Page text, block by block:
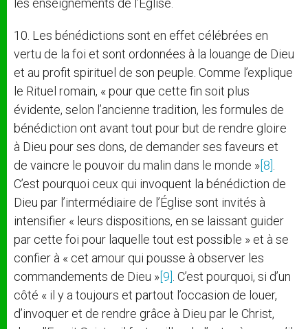
les enseignements de l’Église.
10. Les bénédictions sont en effet célébrées en
vertu de la foi et sont ordonnées à la louange de Dieu
et au profit spirituel de son peuple. Comme l’explique
le Rituel romain, « pour que cette fin soit plus
évidente, selon l’ancienne tradition, les formules de
bénédiction ont avant tout pour but de rendre gloire
à Dieu pour ses dons, de demander ses faveurs et
de vaincre le pouvoir du malin dans le monde » [8]
C’est pourquoi ceux qui invoquent la bénédiction de
Dieu par l’intermédiaire de l’Église sont invités à
intensifier « leurs dispositions, en se laissant guider
par cette foi pour laquelle tout est possible » et à se
confier à « cet amour qui pousse à observer les
commandements de Dieu » [9] . C’est pourquoi, si d’un
côté « il y a toujours et partout l’occasion de louer,
d’invoquer et de rendre grâce à Dieu par le Christ,